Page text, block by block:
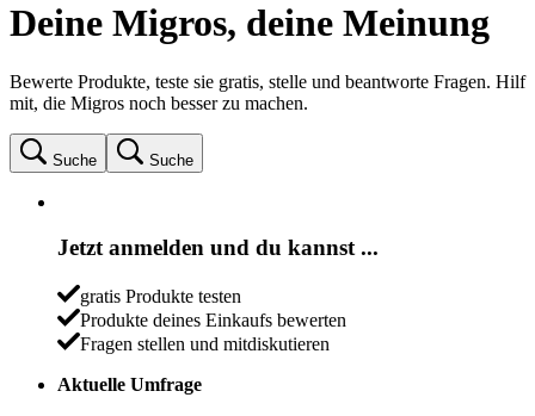
Deine Migros, deine Meinung
Bewerte Produkte, teste sie gratis, stelle und beantworte Fragen. Hilf
mit, die Migros noch besser zu machen.
Suche Suche
Jetzt anmelden und du kannst ...
gratis Produkte testen
Produkte deines Einkaufs bewerten
Fragen stellen und mitdiskutieren
Aktuelle Umfrage